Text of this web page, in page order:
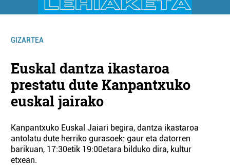
GIZARTEA
Euskal dantza ikastaroa
prestatu dute Kanpantxuko
euskal jairako
Kanpantxuko Euskal Jaiari begira, dantza ikastaroa
antolatu dute herriko gurasoek: gaur eta datorren
barikuan, 17:30etik 19:00etara bilduko dira, kultur
etxean.